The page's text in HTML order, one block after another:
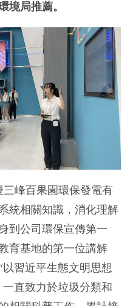
境局推薦。
峰百果園環保發電有
統相關知識，消化理解
到公司環保宣傳第一
育基地的第一位講解
習近平生態文明思想
直致力於垃圾分類和